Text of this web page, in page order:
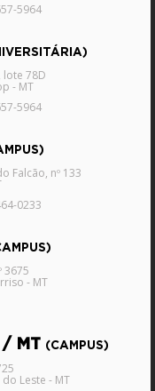
5964
lote 78D
- MT
5964
Falcão, nº 133
0233
3675
- MT
/ MT (CAMPUS)
Leste - MT